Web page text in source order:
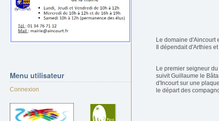
Menu utilisateur
Connexion
Le domaine d'Aincourt
Il dépendait d'Arthies
Le premier seigneur
suivit Guillaume le
d'Incourt sur une
le départ des